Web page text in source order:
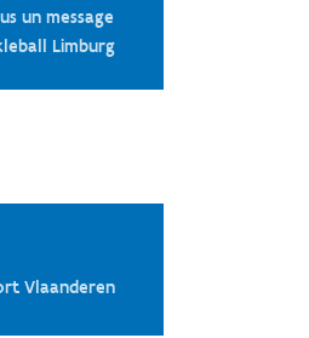
un message
Limburg
Vlaanderen